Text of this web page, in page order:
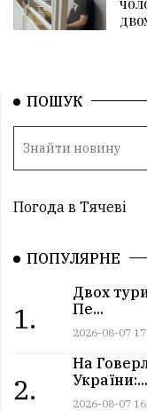
ПОШУК
Погода в Тячеві
ПОПУЛЯРНЕ
1.
Двох
Пе...
2026-08-07
2.
На
України:...
2026-08-07